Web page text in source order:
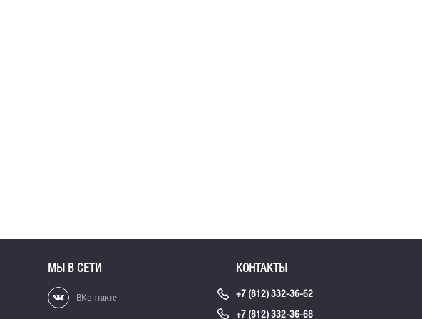
МЫ В СЕТИ
ВКонтакте
КОНТАКТЫ
+7 (812) 332-36-62
+7 (812) 332-36-68